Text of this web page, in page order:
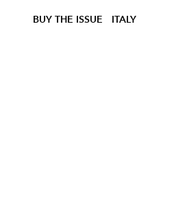
BUY THE ISSUE ITALY